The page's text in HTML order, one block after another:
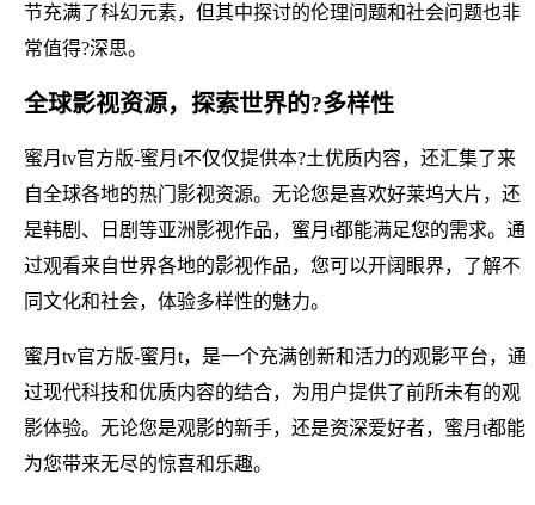
节充满了科幻元素，但其中探讨的伦理问题和社会问题也非
常值得?深思。
全球影视资源，探索世界的?多样性
蜜月tv官方版-蜜月t不仅仅提供本?土优质内容，还汇集了来
自全球各地的热门影视资源。无论您是喜欢好莱坞大片，还
是韩剧、日剧等亚洲影视作品，蜜月t都能满足您的需求。通
过观看来自世界各地的影视作品，您可以开阔眼界，了解不
同文化和社会，体验多样性的魅力。
蜜月tv官方版-蜜月t，是一个充满创新和活力的观影平台，通
过现代科技和优质内容的结合，为用户提供了前所未有的观
影体验。无论您是观影的新手，还是资深爱好者，蜜月t都能
为您带来无尽的惊喜和乐趣。